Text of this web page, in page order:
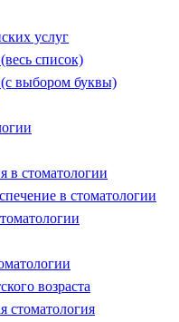
услуг
список)
выбором буквы)
в стоматологии
в стоматологии
возраста
стоматология